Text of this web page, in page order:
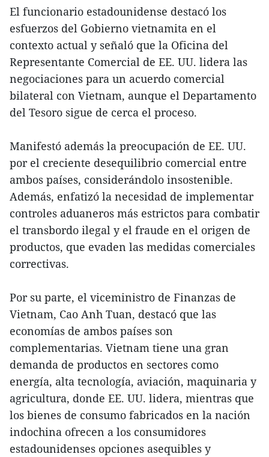
El funcionario estadounidense destacó los
esfuerzos del Gobierno vietnamita en el
contexto actual y señaló que la Oficina del
Representante Comercial de EE. UU. lidera las
negociaciones para un acuerdo comercial
bilateral con Vietnam, aunque el Departamento
del Tesoro sigue de cerca el proceso.
Manifestó además la preocupación de EE. UU.
por el creciente desequilibrio comercial entre
ambos países, considerándolo insostenible.
Además, enfatizó la necesidad de implementar
controles aduaneros más estrictos para combatir
el transbordo ilegal y el fraude en el origen de
productos, que evaden las medidas comerciales
correctivas.
Por su parte, el viceministro de Finanzas de
Vietnam, Cao Anh Tuan, destacó que las
economías de ambos países son
complementarias. Vietnam tiene una gran
demanda de productos en sectores como
energía, alta tecnología, aviación, maquinaria y
agricultura, donde EE. UU. lidera, mientras que
los bienes de consumo fabricados en la nación
indochina ofrecen a los consumidores
estadounidenses opciones asequibles y